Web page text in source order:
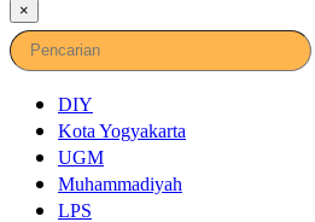
×
DIY
Kota Yogyakarta
UGM
Muhammadiyah
LPS